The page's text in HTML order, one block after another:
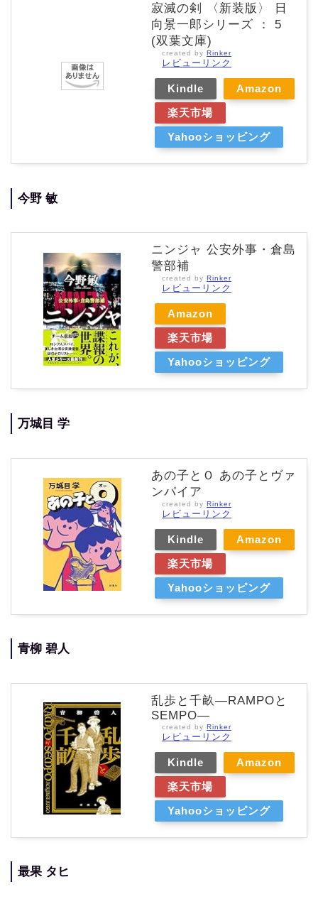
寂滅の剣 〈新装版〉 日
向景一郎シリーズ ： 5
(双葉文庫)
created by Rinker
レビューリンク
Kindle
Amazon
楽天市場
Yahooショッピング
今野 敏
ニンジャ 公安外事・倉島
警部補
created by Rinker
レビューリンク
Amazon
楽天市場
Yahooショッピング
万城目 学
あの子とＯ あの子とヴァ
ンパイア
created by Rinker
レビューリンク
Kindle
Amazon
楽天市場
Yahooショッピング
青柳 碧人
乱歩と千畝―RAMPOと
SEMPO―
created by Rinker
レビューリンク
Kindle
Amazon
楽天市場
Yahooショッピング
最果 タヒ